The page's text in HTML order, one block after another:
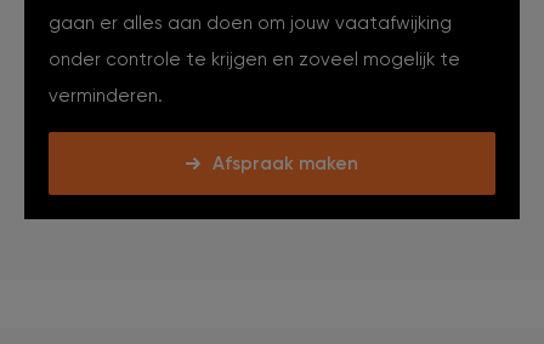
gaan er alles aan doen om jouw vaatafwijking
onder controle te krijgen en zoveel mogelijk te
verminderen.
Afspraak maken